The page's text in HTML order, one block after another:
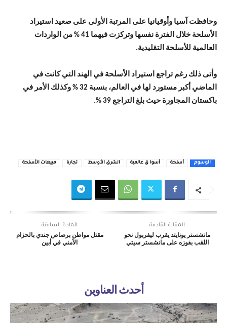
وحافظت آسيا وأوقيانيا على المرتبة الأولى على صعيد استيراد
الأسلحة خلال الفترة نفسها وتركزت فيهما 41 % من الواردات
العالمية للأسلحة التقليدية.
وأتى ذلك رغم تراجع استيراد الأسلحة في الهند التي كانت في
الماضي أكبر مستورد لها في العالم، بنسبة 32 % وكذلك الأمر في
باكستان المجاورة حيث بلغ التراجع 39 %.
الوسوم أسلحة أسوا ق عالمية الشرق الأوسط تجارة مبيعات الأسلحة
المادة السابقة
مقتل مواطن برصاص جندي بالحزام
الأمني في أبين
المقالة القادمة
مانشستر يونايتد يقرب ليفربول نحو
اللقب بفوزه على مانشستر سيتي
أحدث العناوين